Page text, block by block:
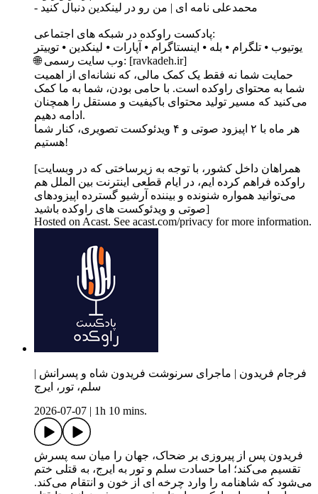
- محمدعلی نامه ای | من رو در لینکدین دنبال کنید
پادکست راوکده در شبکه های اجتماعی:
یوتیوب ⦁ تلگرام ⦁ بله ⦁ اینستاگرام ⦁ آپارات ⦁ لینکدین ⦁ توییتر
🌐 وب‌ سایت رسمی: [ravkadeh.ir]
حمایت شما نه فقط یک کمک مالی، که نشانه‌ای از اهمیت
شما به محتوای راوکده است. با حامی بودن، شما به ما کمک
می‌کنید که مسیر تولید محتوای باکیفیت و مستقل را همچنان
ادامه دهیم.
هر ماه با ۲ اپیزود صوتی و ۴ ویدئوکست تصویری، کنار شما
هستیم!
[همراهان داخل کشور، با توجه به زیرساختی که در وبسایت
راوکده فراهم کرده ایم، در ایام قطعی اینترنت بین الملل هم
می‌توانید همواره شنونده و بیننده آرشیو گسترده اپیزودهای
صوتی و ویدئوکست های راوکده باشید]
Hosted on Acast. See acast.com/privacy for more information.
فرجام فریدون | ماجرای سرنوشت فریدون شاه و پسرانش |
سلم، تور، ایرج
2026-07-07
1h 10 mins.
فریدون پس از پیروزی بر ضحاک، جهان را میان سه پسرش
تقسیم می‌کند؛ اما حسادت سلم و تور به ایرج، به قتلی ختم
می‌شود که شاهنامه را وارد چرخه ای از خون و انتقام می‌کند.